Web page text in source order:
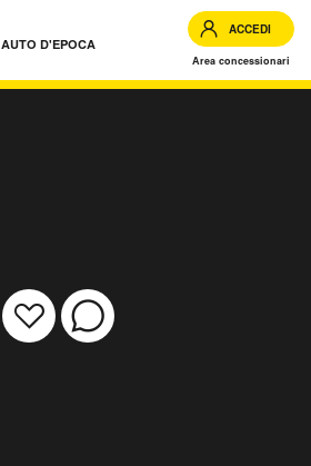
AUTO D'EPOCA
ACCEDI
Area concessionari